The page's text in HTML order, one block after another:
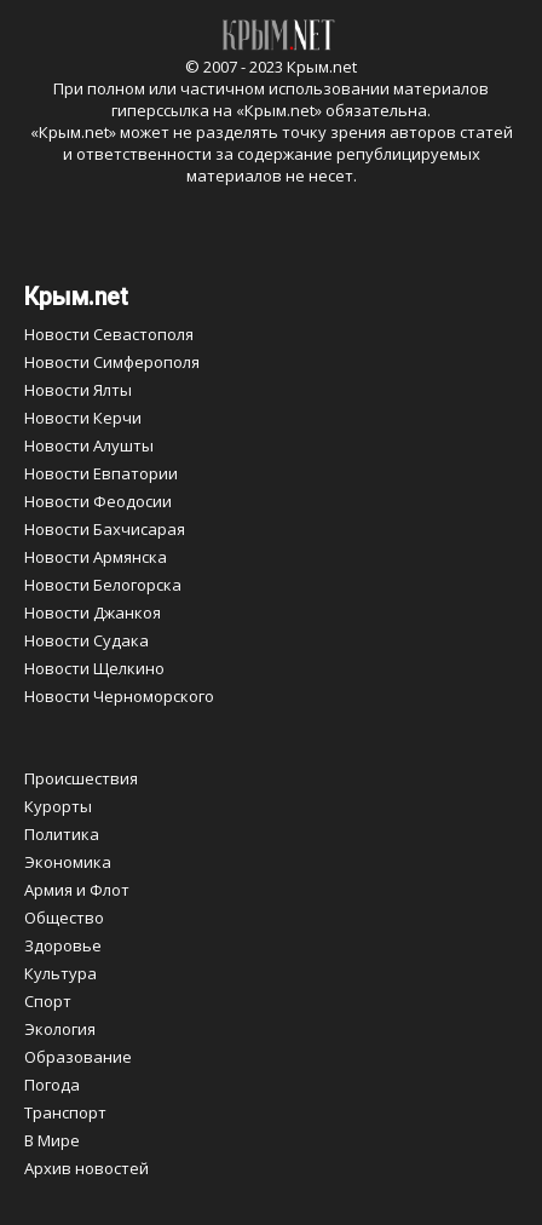
© 2007 - 2023 Крым.net
При полном или частичном использовании материалов
гиперссылка на «Крым.net» обязательна.
«Крым.net» может не разделять точку зрения авторов статей
и ответственности за содержание републицируемых
материалов не несет.
Крым.net
Новости Севастополя
Новости Симферополя
Новости Ялты
Новости Керчи
Новости Алушты
Новости Евпатории
Новости Феодосии
Новости Бахчисарая
Новости Армянска
Новости Белогорска
Новости Джанкоя
Новости Судака
Новости Щелкино
Новости Черноморского
Происшествия
Курорты
Политика
Экономика
Армия и Флот
Общество
Здоровье
Культура
Спорт
Экология
Образование
Погода
Транспорт
В Мире
Архив новостей